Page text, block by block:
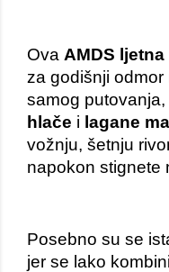
Ova AMDS
za godišnji
samog putovanja,
hlače i lagane
vožnju, šetnju
napokon stignete
Posebno su se
jer se lako